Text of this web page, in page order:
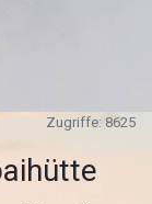
Zugriffe: 8625